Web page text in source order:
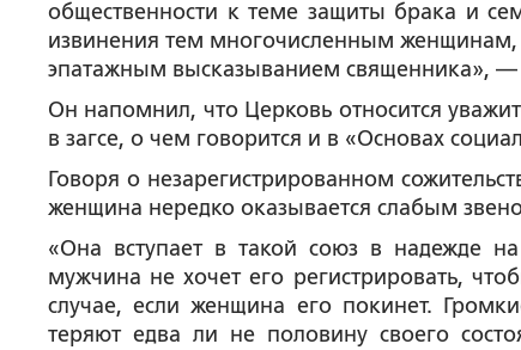
общественности к теме защиты брака и
извинения тем многочисленным
эпатажным высказыванием священника», —
Он напомнил, что Церковь относится
в загсе, о чем говорится и в «Основах
Говоря о незарегистрированном
женщина нередко оказывается слабым
«Она вступает в такой союз в надежде
мужчина не хочет его регистрировать,
случае, если женщина его покинет.
теряют едва ли не половину своего